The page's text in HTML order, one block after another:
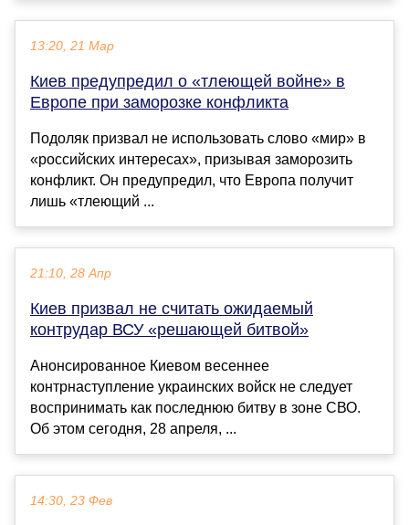
13:20, 21 Мар
Киев предупредил о «тлеющей войне» в
Европе при заморозке конфликта
Подоляк призвал не использовать слово «мир» в
«российских интересах», призывая заморозить
конфликт. Он предупредил, что Европа получит
лишь «тлеющий ...
21:10, 28 Апр
Киев призвал не считать ожидаемый
контрудар ВСУ «решающей битвой»
Анонсированное Киевом весеннее
контрнаступление украинских войск не следует
воспринимать как последнюю битву в зоне СВО.
Об этом сегодня, 28 апреля, ...
14:30, 23 Фев